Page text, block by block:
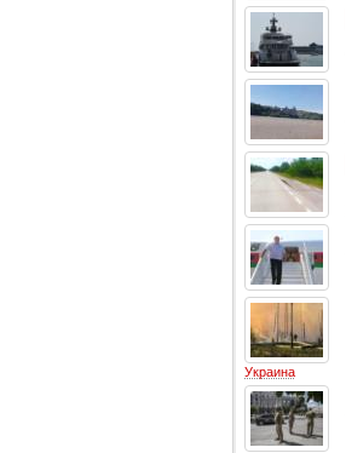
Украина